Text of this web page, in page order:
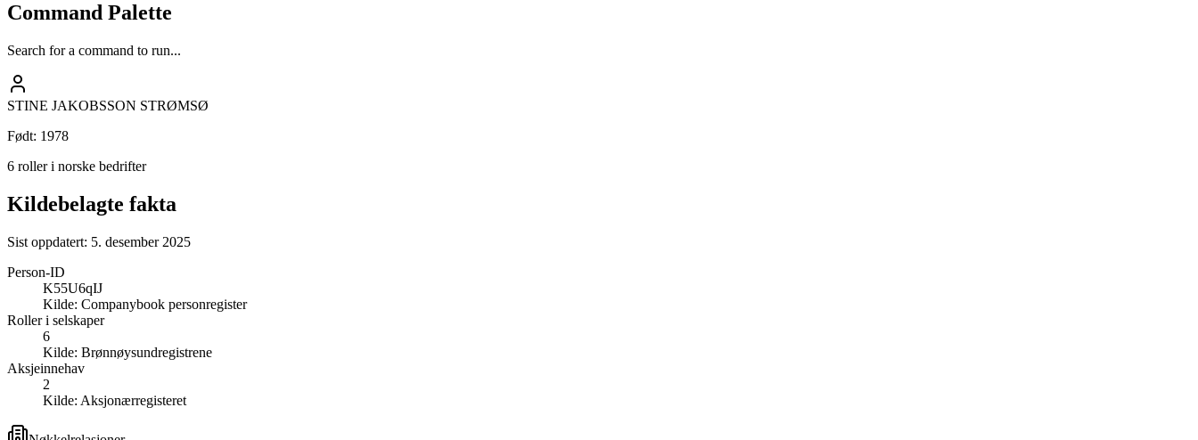
Command Palette
Search for a command to run...
STINE JAKOBSSON STRØMSØ
Født: 1978
6 roller i norske bedrifter
Kildebelagte fakta
Sist oppdatert: 5. desember 2025
Person-ID
K55U6qIJ
Kilde: Companybook personregister
Roller i selskaper
6
Kilde: Brønnøysundregistrene
Aksjeinnehav
2
Kilde: Aksjonærregisteret